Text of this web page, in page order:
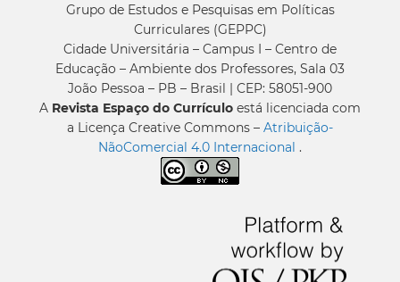
Grupo de Estudos e Pesquisas em Políticas
Curriculares (GEPPC)
Cidade Universitária – Campus I – Centro de
Educação – Ambiente dos Professores, Sala 03
João Pessoa – PB – Brasil | CEP: 58051-900
A Revista Espaço do Currículo está licenciada com
a Licença Creative Commons – Atribuição-
NãoComercial 4.0 Internacional .